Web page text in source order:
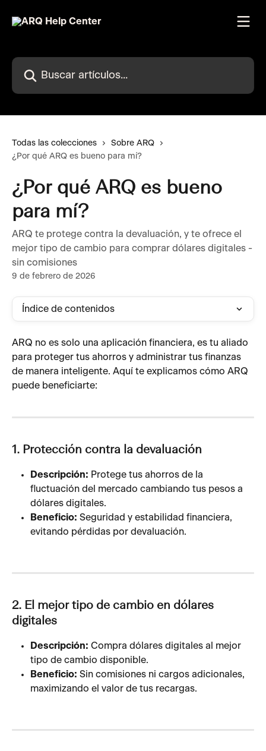
Buscar artículos...
Todas las colecciones
Sobre ARQ
¿Por qué ARQ es bueno para mí?
¿Por qué ARQ es bueno
para mí?
ARQ te protege contra la devaluación, y te ofrece el
mejor tipo de cambio para comprar dólares digitales -
sin comisiones
9 de febrero de 2026
Índice de contenidos
ARQ no es solo una aplicación financiera, es tu aliado
para proteger tus ahorros y administrar tus finanzas
de manera inteligente. Aquí te explicamos cómo ARQ
puede beneficiarte:
1. Protección contra la devaluación
Descripción: Protege tus ahorros de la
fluctuación del mercado cambiando tus pesos a
dólares digitales.
Beneficio: Seguridad y estabilidad financiera,
evitando pérdidas por devaluación.
2. El mejor tipo de cambio en dólares
digitales
Descripción: Compra dólares digitales al mejor
tipo de cambio disponible.
Beneficio: Sin comisiones ni cargos adicionales,
maximizando el valor de tus recargas.